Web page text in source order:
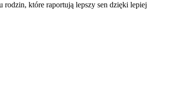
które raportują lepszy sen dzięki lepiej